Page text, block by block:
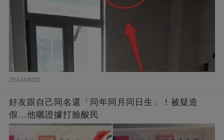
2024/09/23
好友跟自己同名還「同年同月同日生」！被疑造
假...他曬證據打臉酸民